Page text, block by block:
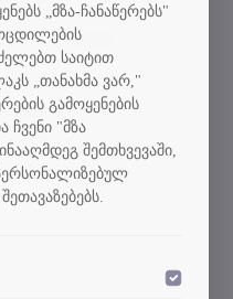
სისტემის
ნაკეთობათა
„მზა-ჩანაწერებს"
საიტით
„თანახმა ვარ,"
გამოყენების
ჩვენი "მზა
შემთხვევაში,